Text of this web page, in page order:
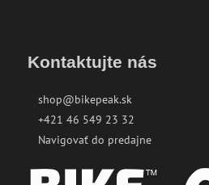
Kontaktujte nás
shop@bikepeak.sk
+421 46 549 23 32
Navigovať do predajne